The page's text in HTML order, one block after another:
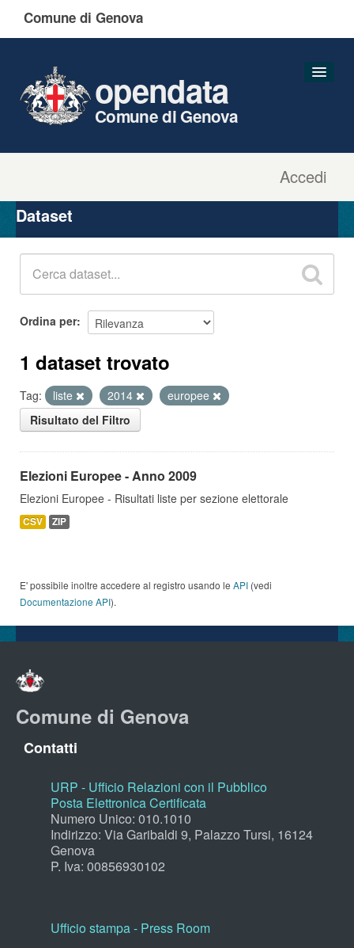
Comune di Genova
Accedi
opendata
Comune di Genova
Organizzazioni
Gruppi
Dataset
Ordina per
1 dataset trovato
Tag: liste 2014
europee
Risultato del Filtro
Elezioni Europee - Anno 2009
Elezioni Europee - Risultati liste per sezione elettorale
CSV ZIP
E' possibile inoltre accedere al registro usando le API (vedi
Documentazione API).
Comune di Genova
Contatti
URP - Ufficio Relazioni con il Pubblico
Posta Elettronica Certificata
Numero Unico: 010.1010
Indirizzo: Via Garibaldi 9, Palazzo Tursi, 16124
Genova
P. Iva: 00856930102
Ufficio stampa - Press Room